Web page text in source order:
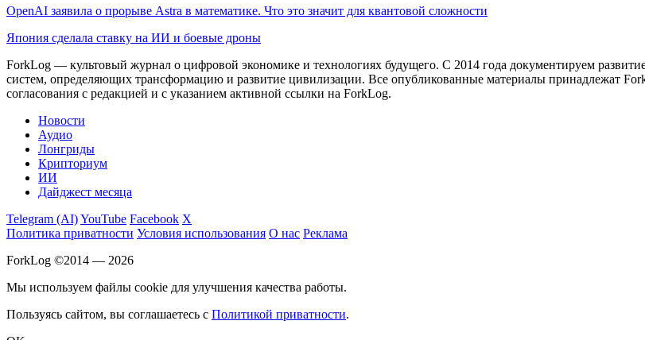
OpenAI заявила о прорыве Astra в математике. Что это значит для квантовой сложности
Япония сделала ставку на ИИ и боевые дроны
ForkLog — культовый журнал о цифровой экономике и технологиях будущего. С 2014 года документируем
систем, определяющих трансформацию и развитие цивилизации. Все опубликованные материалы принадлежат
согласования с редакцией и с указанием активной ссылки на ForkLog.
Новости
Аудио
Лонгриды
Крипториум
ИИ
Дайджест месяца
Telegram (AI)YouTube Facebook X
Политика приватности Условия использования О нас Реклама
ForkLog ©2014 — 2026
Мы используем файлы cookie для улучшения качества работы.
Пользуясь сайтом, вы соглашаетесь с Политикой приватности.